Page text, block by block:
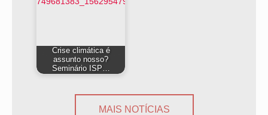
Crise climática é
assunto nosso?
Seminário ISP…
MAIS NOTÍCIAS